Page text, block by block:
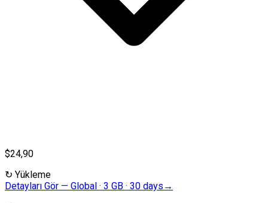
$24,90
↻ Yükleme
Detayları Gör — Global · 3 GB · 30 days →